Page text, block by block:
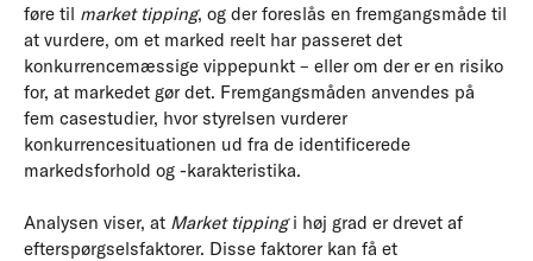
føre til market tipping, og der foreslås en fremgangsmåde til
at vurdere, om et marked reelt har passeret det
konkurrencemæssige vippepunkt – eller om der er en risiko
for, at markedet gør det. Fremgangsmåden anvendes på
fem casestudier, hvor styrelsen vurderer
konkurrencesituationen ud fra de identificerede
markedsforhold og -karakteristika.
Analysen viser, at Market tippingi høj grad er drevet af
efterspørgselsfaktorer. Disse faktorer kan få et